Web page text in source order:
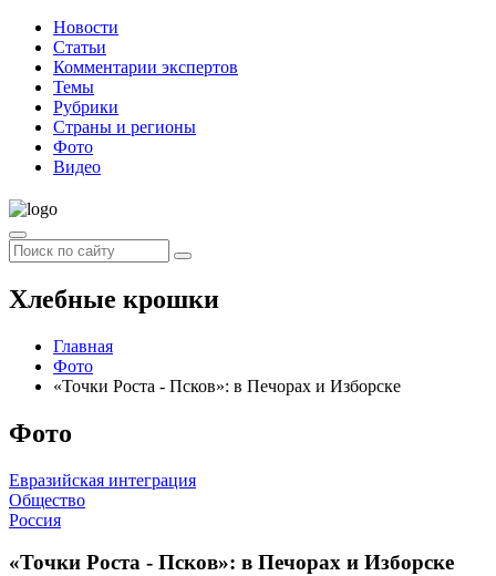
Новости
Статьи
Комментарии экспертов
Темы
Рубрики
Страны и регионы
Фото
Видео
Хлебные крошки
Главная
Фото
«Точки Роста - Псков»: в Печорах и Изборске
Фото
Евразийская интеграция
Общество
Россия
«Точки Роста - Псков»: в Печорах и Изборске